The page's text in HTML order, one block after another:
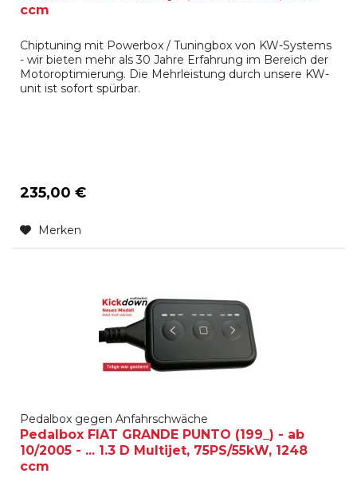
ccm
Chiptuning mit Powerbox / Tuningbox von KW-Systems
- wir bieten mehr als 30 Jahre Erfahrung im Bereich der
Motoroptimierung. Die Mehrleistung durch unsere KW-
unit ist sofort spürbar.
235,00 €
Merken
Pedalbox gegen Anfahrschwäche
Pedalbox FIAT GRANDE PUNTO (199_) - ab
10/2005 - ... 1.3 D Multijet, 75PS/55kW, 1248
ccm